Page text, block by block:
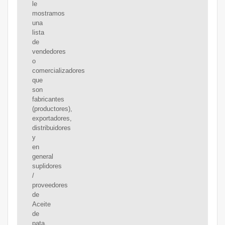
le
mostramos
una
lista
de
vendedores
o
comercializadores
que
son
fabricantes
(productores),
exportadores,
distribuidores
y
en
general
suplidores
/
proveedores
de
Aceite
de
pata.